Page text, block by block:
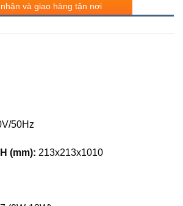
và giao hàng tận nơi
50Hz
(mm): 213x213x1010